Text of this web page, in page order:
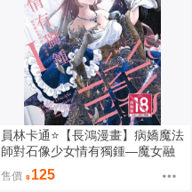
員林卡通⭐️【長鴻漫畫】病嬌魔法
師對石像少女情有獨鍾—魔女融
化在愛徒的熱吻裡 1作者：セキ
モリ,クレイン (附尼采書套)
售價 125